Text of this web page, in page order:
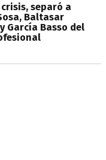
separó a
Baltasar
García Basso del